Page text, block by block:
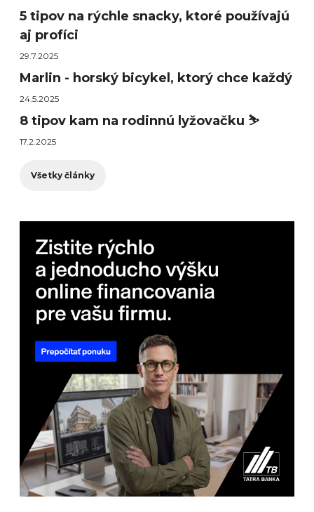
5 tipov na rýchle snacky, ktoré používajú
aj profíci
29.7.2025
Marlin - horský bicykel, ktorý chce každý
24.5.2025
8 tipov kam na rodinnú lyžovačku ⛷️
17.2.2025
Všetky články